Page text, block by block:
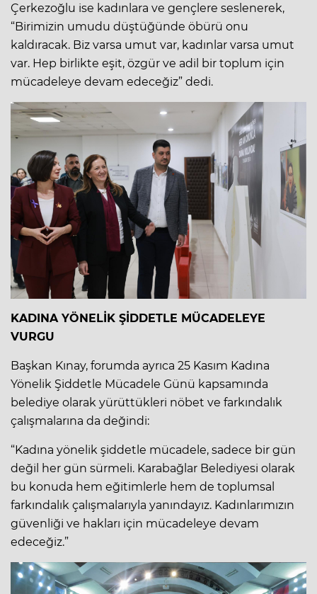
Çerkezoğlu ise kadınlara ve gençlere seslenerek,
“Birimizin umudu düştüğünde öbürü onu
kaldıracak. Biz varsa umut var, kadınlar varsa umut
var. Hep birlikte eşit, özgür ve adil bir toplum için
mücadeleye devam edeceğiz” dedi.
KADINA YÖNELİK ŞİDDETLE MÜCADELEYE
VURGU
Başkan Kınay, forumda ayrıca 25 Kasım Kadına
Yönelik Şiddetle Mücadele Günü kapsamında
belediye olarak yürüttükleri nöbet ve farkındalık
çalışmalarına da değindi:
“Kadına yönelik şiddetle mücadele, sadece bir gün
değil her gün sürmeli. Karabağlar Belediyesi olarak
bu konuda hem eğitimlerle hem de toplumsal
farkındalık çalışmalarıyla yanındayız. Kadınlarımızın
güvenliği ve hakları için mücadeleye devam
edeceğiz.”